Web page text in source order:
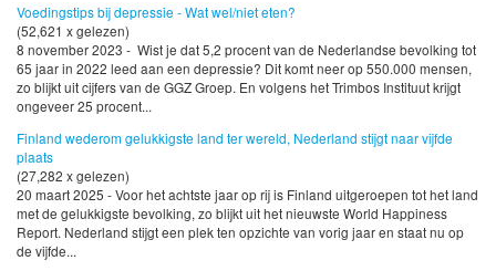
Voedingstips bij depressie - Wat wel/niet eten?
(52,621 x gelezen)
8 november 2023 - Wist je dat 5,2 procent van de Nederlandse bevolking tot
65 jaar in 2022 leed aan een depressie? Dit komt neer op 550.000 mensen,
zo blijkt uit cijfers van de GGZ Groep. En volgens het Trimbos Instituut krijgt
ongeveer 25 procent...
Finland wederom gelukkigste land ter wereld, Nederland stijgt naar vijfde
plaats
(27,282 x gelezen)
20 maart 2025 - Voor het achtste jaar op rij is Finland uitgeroepen tot het land
met de gelukkigste bevolking, zo blijkt uit het nieuwste World Happiness
Report. Nederland stijgt een plek ten opzichte van vorig jaar en staat nu op
de vijfde...